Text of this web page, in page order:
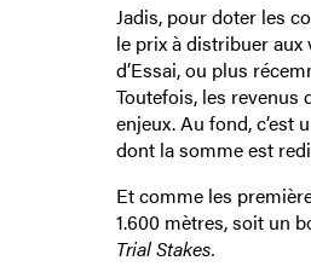
Jadis, pour doter les
le prix à distribuer aux
d’Essai, ou plus
Toutefois, les
enjeux. Au fond, c’est
dont la somme est
Et comme les
1.600 mètres, soit un
Trial Stakes.